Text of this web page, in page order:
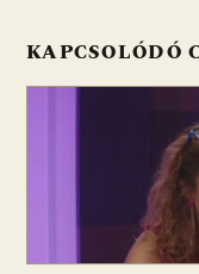
KAPCSOLÓDÓ